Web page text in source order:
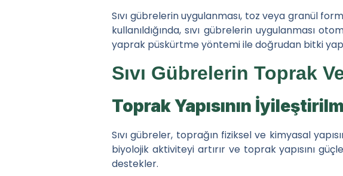
Sezon Boyu Bitki Besleme Programı Nasıl
Hızlı Menü
Haberler
Tarımda Gübrelemenin Geleceği:
Kuru Tarım Alanları için Özel Gübre
İletişim
Sıvı gübrelerin uygulanması, toz veya granül
kullanıldığında, sıvı gübrelerin uygulanması
yaprak püskürtme yöntemi ile doğrudan bitki
Sıvı Gübrelerin Toprak
Toprak Yapısının
Sıvı gübreler, toprağın fiziksel ve kimyasal
biyolojik aktiviteyi artırır ve toprak yapısını
destekler.